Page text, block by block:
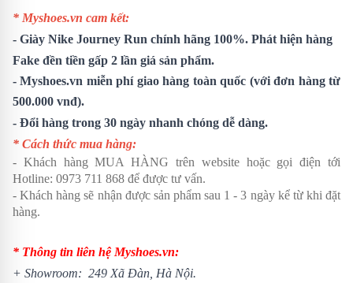
* Myshoes.vn cam kết:
- Giày Nike Journey Run chính hãng 100%. Phát hiện hàng
Fake đền tiền gấp 2 lần giá sản phẩm.
- Myshoes.vn miễn phí giao hàng toàn quốc (với đơn hàng từ
500.000 vnđ).
- Đổi hàng trong 30 ngày nhanh chóng dễ dàng.
* Cách thức mua hàng:
- Khách hàng MUA HÀNG trên website hoặc gọi điện tới
Hotline: 0973 711 868 để được tư vấn.
- Khách hàng sẽ nhận được sản phẩm sau 1 - 3 ngày kể từ khi đặt
hàng.
* Thông tin liên hệ Myshoes.vn:
+ Showroom: 249 Xã Đàn, Hà Nội.